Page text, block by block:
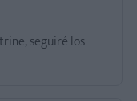
seguiré los